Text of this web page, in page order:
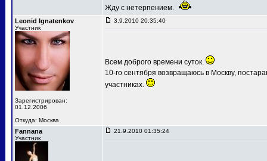
Жду с нетерпением.
Leonid Ignatenkov
Участник
Зарегистрирован:
01.12.2006
Откуда: Москва
3.9.2010 20:35:40
Всем доброго времени суток.
10-го сентября возвращаюсь в Москву,
участниках.
Fannana
Участник
21.9.2010 01:35:24